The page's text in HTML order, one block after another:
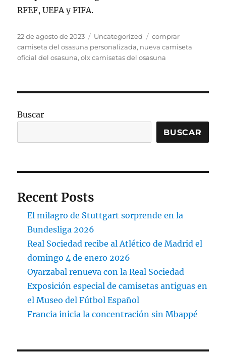
RFEF, UEFA y FIFA.
Publicado
el
22 de agosto de 2023 Categorías
Uncategorized Etiquetas
comprar
camiseta del osasuna personalizada, nueva camiseta
oficial del osasuna,olx camisetas del osasuna
Buscar
BUSCAR
Recent Posts
El milagro de Stuttgart sorprende en la
Bundesliga 2026
Real Sociedad recibe al Atlético de Madrid el
domingo 4 de enero 2026
Oyarzabal renueva con la Real Sociedad
Exposición especial de camisetas antiguas en
el Museo del Fútbol Español
Francia inicia la concentración sin Mbappé